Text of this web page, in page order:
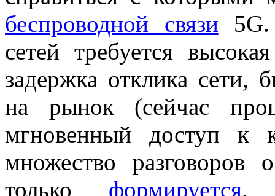
беспроводной связи
сетей требуется
задержка отклика сети,
на рынок (сейчас
мгновенный доступ к
множество разговоров
только формируется.